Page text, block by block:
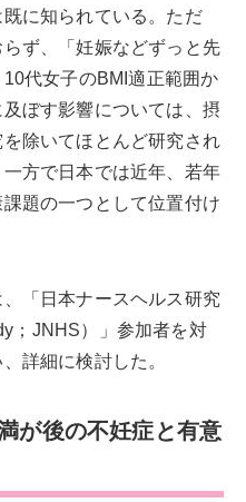
に知られている。ただ
ず、「妊娠などずっと先
代女子のBMI適正範囲か
ぼす影響については、摂
除いてほとんど研究され
方で日本では近年、若年
題の一つとして位置付け
「日本ナースヘルス研究
；JNHS）」参加者を対
詳細に検討した。
が後の不妊症と有意